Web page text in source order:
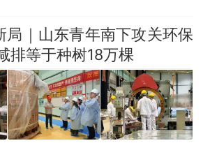
局｜山东青年南下攻关环保
排等于种树18万棵